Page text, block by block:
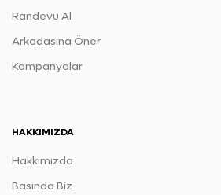
Randevu Al
Arkadaşına Öner
Kampanyalar
HAKKIMIZDA
Hakkımızda
Basında Biz